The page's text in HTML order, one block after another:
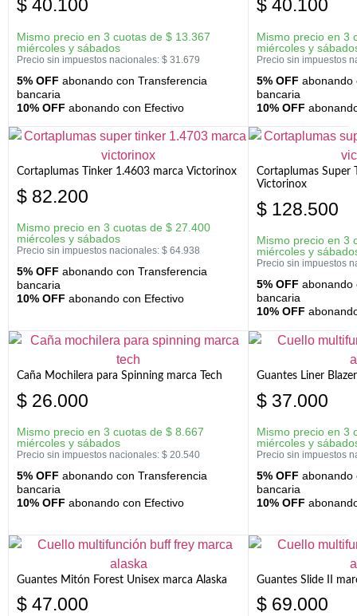
$ 40.100
Mismo precio en 3 cuotas de $ 13.367
miércoles y sábados
Precio sin impuestos nacionales: $ 31.679
5% OFF abonando con Transferencia
bancaria
10% OFF abonando con Efectivo
$ 40.100
Mismo precio en 3
miércoles y
Precio sin impuestos
5% OFF abonando
bancaria
10% OFF
Cortaplumas Tinker 1.4603 marca Victorinox
$ 82.200
Mismo precio en 3 cuotas de $ 27.400
miércoles y sábados
Precio sin impuestos nacionales: $ 64.938
5% OFF abonando con Transferencia
bancaria
10% OFF abonando con Efectivo
Cortaplumas Super
Victorinox
$ 128.500
Mismo precio en 3
miércoles y
Precio sin impuestos
5% OFF abonando
bancaria
10% OFF
Caña Mochilera para Spinning marca Tech
$ 26.000
Mismo precio en 3 cuotas de $ 8.667
miércoles y sábados
Precio sin impuestos nacionales: $ 20.540
5% OFF abonando con Transferencia
bancaria
10% OFF abonando con Efectivo
Guantes Liner
$ 37.000
Mismo precio en 3
miércoles y
Precio sin impuestos
5% OFF abonando
bancaria
10% OFF
Guantes Mitón Forest Unisex marca Alaska
$ 47.000
Guantes Slide II
$ 69.000